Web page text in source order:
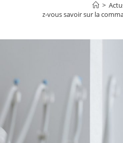
>
Que devez-vous savoir sur la